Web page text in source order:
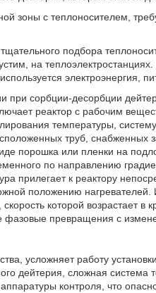
зоны с теплоносителем,
подбора
на
электроэнергия,
при сорбции-десорбции
реактор с рабочим
температуры,
труб,
порошка или пленки на
по направлению
прилегает к реактору
положению нагревателей.
которой возрастает в
превращения с
усложняет работу
дейтерия, сложная
контроля, что